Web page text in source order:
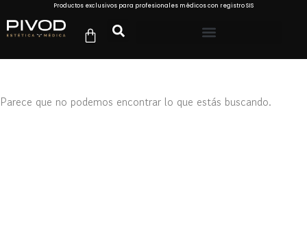
Productos exclusivos para profesionales médicos con registro SIS
Parece que no podemos encontrar lo que estás buscando.